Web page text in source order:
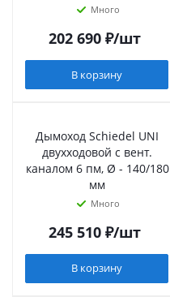
Много
202 690₽/шт
В корзину
Дымоход Schiedel UNI
двухходовой с вент.
каналом 6 пм, Ø - 140/180
мм
Много
245 510₽/шт
В корзину